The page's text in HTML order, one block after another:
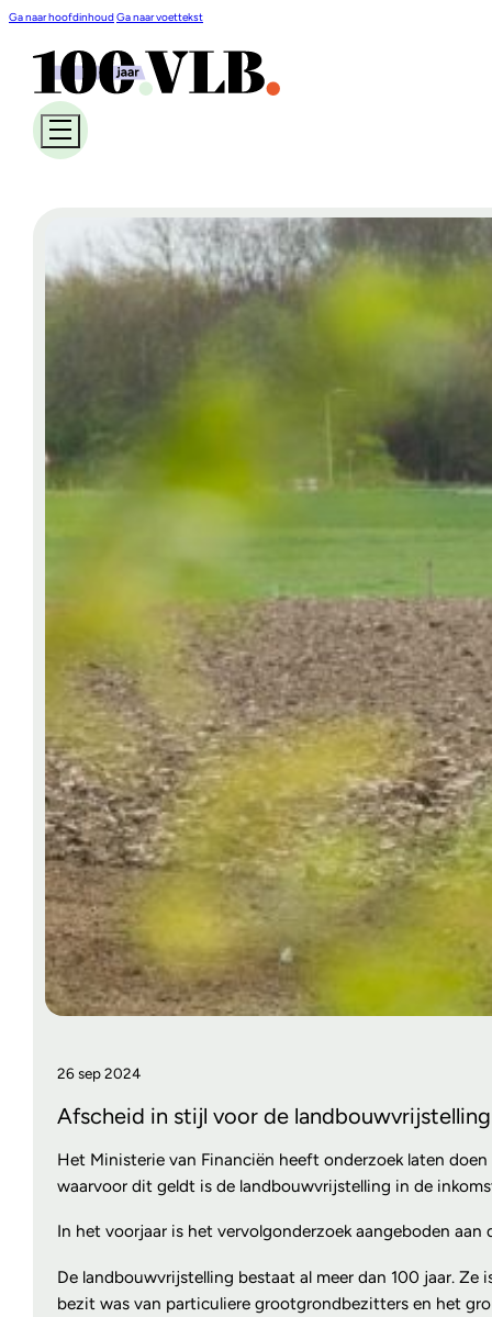
Ga naar hoofdinhoudGa naar voettekst
26 sep 2024
Afscheid in stijl voor de landbouwvrijstelling
Het Ministerie van Financiën heeft onderzoek laten
waarvoor dit geldt is de landbouwvrijstelling in de
In het voorjaar is het vervolgonderzoek aangeboden
De landbouwvrijstelling bestaat al meer dan 100 jaar.
bezit was van particuliere grootgrondbezitters en het